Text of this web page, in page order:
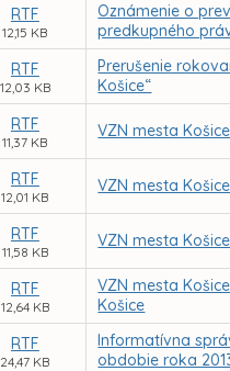
RTF
12,15 KB
Oznámenie o
predkupného
RTF
12,03 KB
Prerušenie
Košice“
RTF
11,37 KB
VZN mesta
RTF
12,01 KB
VZN mesta
RTF
11,58 KB
VZN mesta
RTF
12,64 KB
VZN mesta
Košice
RTF
24,47 KB
Informatívna
obdobie roka